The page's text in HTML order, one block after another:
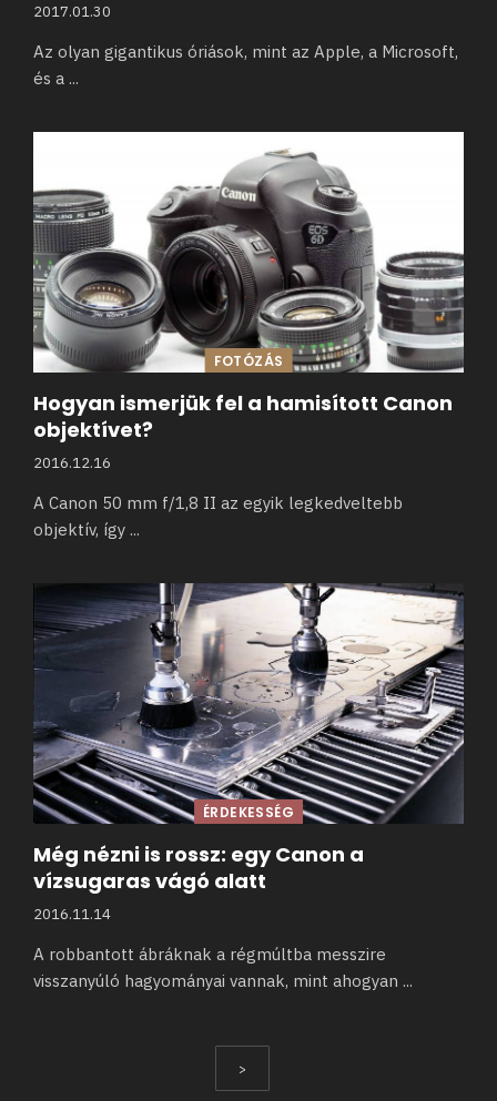
2017.01.30
Az olyan gigantikus óriások, mint az Apple, a Microsoft,
és a ...
FOTÓZÁS
Hogyan ismerjük fel a hamisított Canon
objektívet?
2016.12.16
A Canon 50 mm f/1,8 II az egyik legkedveltebb
objektív, így ...
ÉRDEKESSÉG
Még nézni is rossz: egy Canon a
vízsugaras vágó alatt
2016.11.14
A robbantott ábráknak a régmúltba messzire
visszanyúló hagyományai vannak, mint ahogyan ...
>